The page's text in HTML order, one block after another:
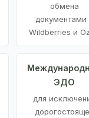
обмена
документами
Wildberries и
ЭДО
для